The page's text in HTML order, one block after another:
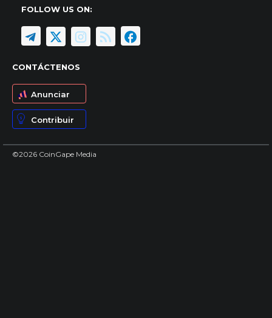
FOLLOW US ON:
CONTÁCTENOS
Anunciar
Contribuir
©2026 CoinGape Media